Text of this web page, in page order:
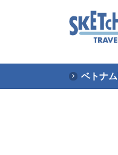
ベトナ